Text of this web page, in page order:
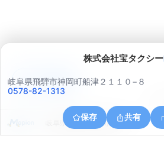
株式会社宝タクシー
岐阜県飛騨市神岡町船津２１１０−８
0578-82-1313
保存 共有
岐阜県飛騨市神岡町朝浦
アプリで見る